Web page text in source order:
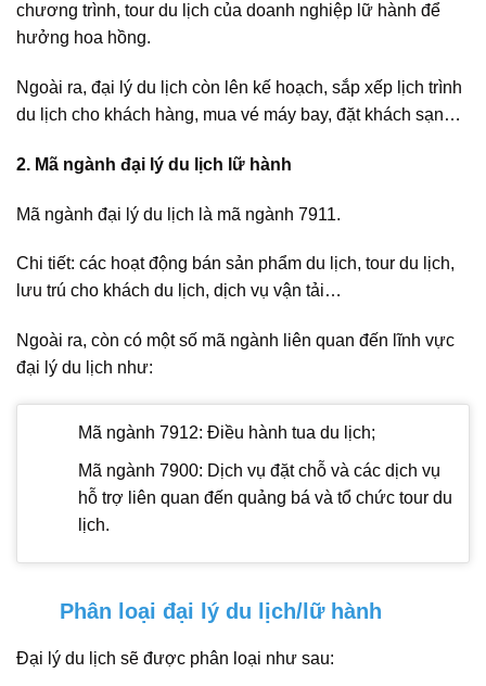
chương trình, tour du lịch của doanh nghiệp lữ hành để
hưởng hoa hồng.
Ngoài ra, đại lý du lịch còn lên kế hoạch, sắp xếp lịch trình
du lịch cho khách hàng, mua vé máy bay, đặt khách sạn…
2. Mã ngành đại lý du lịch lữ hành
Mã ngành đại lý du lịch là mã ngành 7911.
Chi tiết: các hoạt động bán sản phẩm du lịch, tour du lịch,
lưu trú cho khách du lịch, dịch vụ vận tải…
Ngoài ra, còn có một số mã ngành liên quan đến lĩnh vực
đại lý du lịch như:
Mã ngành 7912: Điều hành tua du lịch;
Mã ngành 7900: Dịch vụ đặt chỗ và các dịch vụ
hỗ trợ liên quan đến quảng bá và tổ chức tour du
lịch.
Phân loại đại lý du lịch/lữ hành
Đại lý du lịch sẽ được phân loại như sau: